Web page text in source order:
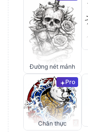
Đường nét mảnh
Pro
Chân thực